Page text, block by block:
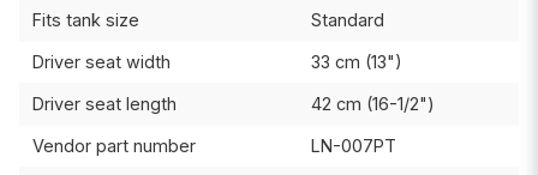
Fits tank size Standard
Driver seat width 33 cm (13")
Driver seat length 42 cm (16-1/2")
Vendor part number LN-007PT